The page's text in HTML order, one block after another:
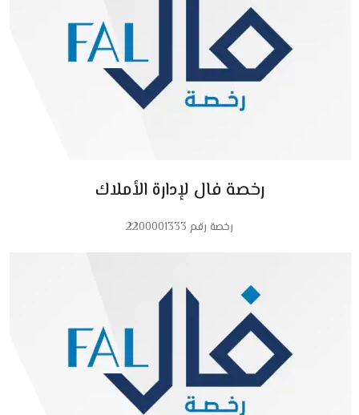
رخصة فال لإدارة الأملاك
رخصة رقم 2200001333